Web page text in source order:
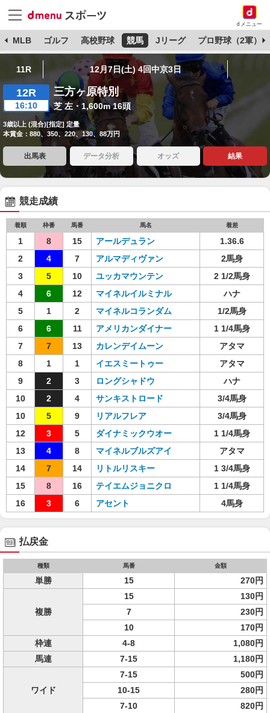
dメニュー
MLB ゴルフ 高校野球 競馬 Jリーグ プロ野球（2軍）
11R 12月7日(土) 4回中京3日
12R
16:10
三方ヶ原特別
芝 左・1,600m 16頭
3歳以上 (混合)[指定] 定量
本賞金：880、350、220、130、88万円
出馬表 データ分析 オッズ 結果
競走成績
着順 枠番 馬番 馬名 着差
1 8 15 アールデュラン
1.36.6
2
4 7 アルマディヴァン
2馬身
3
5 10 ユッカマウンテン
2 1/2馬身
4
6 12 マイネルイルミナル
ハナ
5
1 2 マイネルコランダム
1/2馬身
6
6 11 アメリカンダイナー
1 1/4馬身
7
7 13 カレンデイムーン
アタマ
8
1 1 イエスミートゥー
アタマ
9
2 3 ロングシャドウ
ハナ
10
2 4 サンキストロード
3/4馬身
10
5 9 リアルフレア
3/4馬身
12
3 5 ダイナミックウオー
1 1/4馬身
13
4 8 マイネルブルズアイ
アタマ
14
7 14 リトルリスキー
1 3/4馬身
15
8 16 テイエムジョニクロ
1 1/4馬身
16
3 6 アセント 4馬身
払戻金
種類 馬番 金額
単勝 15 270円
複勝
15
130円
7
230円
10
170円
枠連
4-8
1,080円
馬連
7-15 1,180円
ワイド
7-15
500円
10-15
280円
7-10
820円